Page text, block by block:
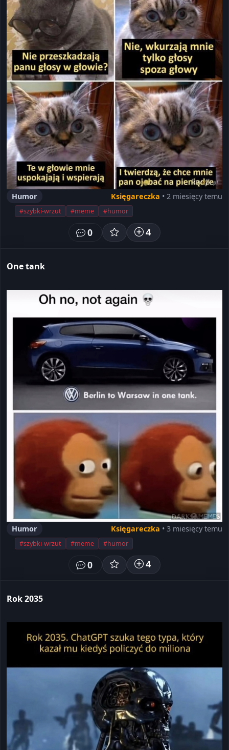
Humor Księgareczka • 2 miesięcy temu
#szybki-wrzut #meme #humor
0 4
One tank
Humor Księgareczka • 3 miesięcy temu
#szybki-wrzut #meme #humor
0 4
Rok 2035